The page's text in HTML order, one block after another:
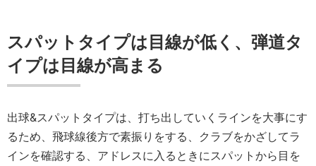
スパットタイプは目線が低く、弾道タ
イプは目線が高まる
出球&スパットタイプは、打ち出していくラインを大事にす
るため、飛球線後方で素振りをする、クラブをかざしてラ
インを確認する、アドレスに入るときにスパットから目を